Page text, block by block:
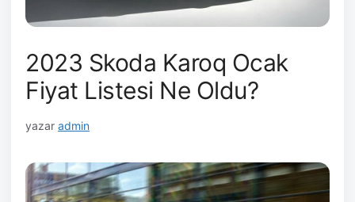
2023 Skoda Karoq Ocak
Fiyat Listesi Ne Oldu?
yazar admin